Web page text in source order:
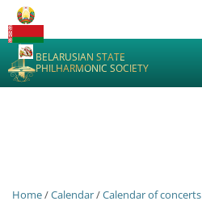
BELARUSIAN STATE
PHILHARMONIC SOCIETY
Home/Calendar/Calendar of concerts